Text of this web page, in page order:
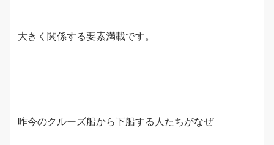
大きく関係する要素満載です。
昨今のクルーズ船から下船する人たちがなぜ